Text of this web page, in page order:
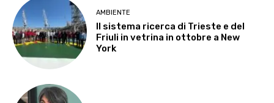
AMBIENTE
Il sistema ricerca di Trieste e del
Friuli in vetrina in ottobre a New
York